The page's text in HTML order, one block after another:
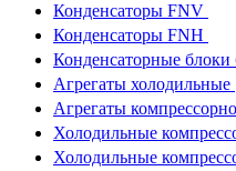
Конденсаторы FNV
Конденсаторы FNH
Конденсаторные блоки
Агрегаты холодильные
Агрегаты
Холодильные
Холодильные